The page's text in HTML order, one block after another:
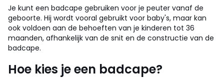
Je kunt een badcape gebruiken voor je peuter vanaf de
geboorte. Hij wordt vooral gebruikt voor baby's, maar kan
ook voldoen aan de behoeften van je kinderen tot 36
maanden, afhankelijk van de snit en de constructie van de
badcape.
Hoe kies je een badcape?